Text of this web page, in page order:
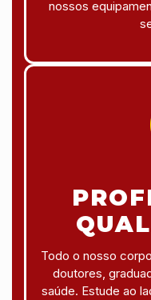
nossos
Todo o nosso
doutores,
saúde. Estude ao